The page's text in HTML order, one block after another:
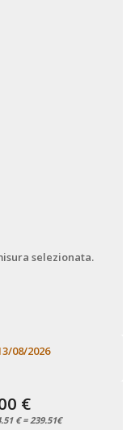
selezionata.
08/2026
€
€ = 239.51€